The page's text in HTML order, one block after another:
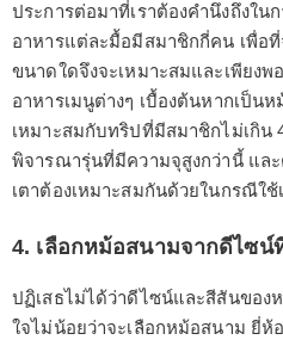
ประการต่อมาที่เราต้องคำนึงถึงใน
อาหารแต่ละมื้อมีสมาชิกกี่คน เพื่อ
ขนาดใดจึงจะเหมาะสมและเพียงพ
อาหารเมนูต่างๆ เบื้องต้นหากเป็น
เหมาะสมกับทริปที่มีสมาชิกไม่เกิน
พิจารณารุ่นที่มีความจุสูงกว่านี้ แล
เตาต้องเหมาะสมกันด้วยในกรณีใช้
4. เลือกหม้อสนามจากดีไซน์
ปฏิเสธไม่ได้ว่าดีไซน์และสีสันขอ
ใจไม่น้อยว่าจะเลือกหม้อสนาม ยี่ห้